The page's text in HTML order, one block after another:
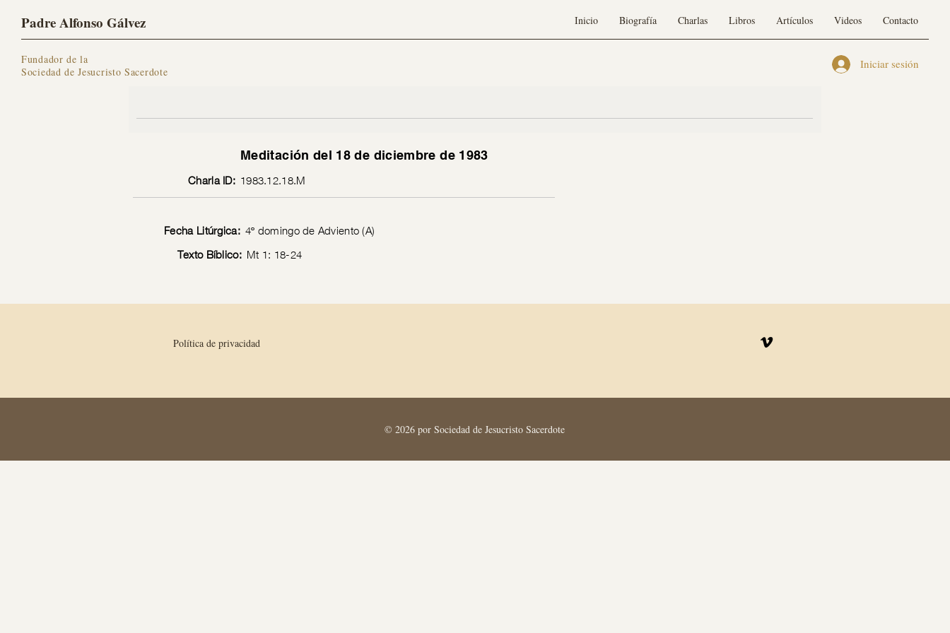
Padre Alfonso Gálvez
Fundador de la
Sociedad de Jesucristo Sacerdote
Inicio Biografía Charlas Libros Artículos Videos Contacto
Iniciar sesión
Meditación del 18 de diciembre de 1983
Charla ID: 1983.12.18.M
Fecha Litúrgica: 4º domingo de Adviento (A)
Texto Bíblico: Mt 1: 18-24
Política de privacidad
© 2026 por Sociedad de Jesucristo Sacerdote